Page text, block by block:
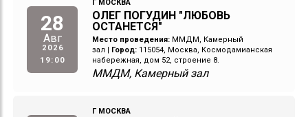
28
Авг
2026
19:00
Г МОСКВА
ОЛЕГ ПОГУДИН "ЛЮБОВЬ
ОСТАНЕТСЯ"
Место проведения: ММДМ, Камерный
зал
Город: 115054, Москва, Космодамианская
набережная, дом 52, строение 8.
ММДМ, Камерный зал
Г МОСКВА